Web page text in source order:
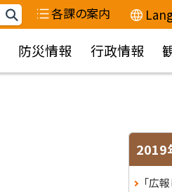
検
各課の案内
防災情報 行政情報
サ
イ
2019
「広